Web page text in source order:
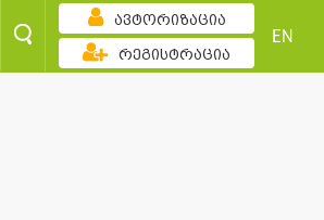
ავტორიზაცია
რეგისტრაცია
EN